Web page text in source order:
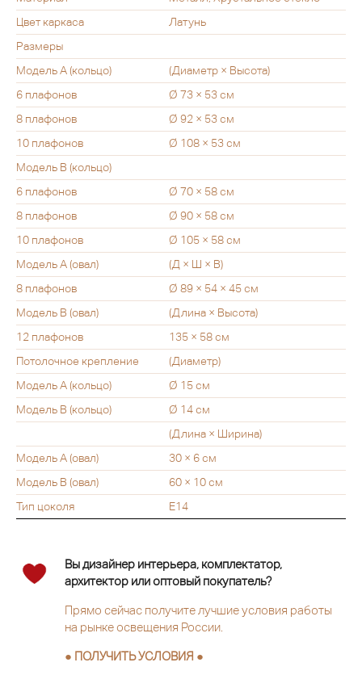
Цвет каркаса
Латунь
Размеры
Модель А (кольцо)
(Диаметр × Высота)
6 плафонов
Ø 73 × 53 см
8 плафонов
Ø 92 × 53 см
10 плафонов
Ø 108 × 53 см
Модель В (кольцо)
6 плафонов
Ø 70 × 58 см
8 плафонов
Ø 90 × 58 см
10 плафонов
Ø 105 × 58 см
Модель А (овал)
(Д × Ш × В)
8 плафонов
Ø 89 × 54 × 45 см
Модель В (овал)
(Длина × Высота)
12 плафонов
135 × 58 см
Потолочное крепление
(Диаметр)
Модель А (кольцо)
Ø 15 см
Модель В (кольцо)
Ø 14 см
(Длина × Ширина)
Модель А (овал)
30 × 6 см
Модель В (овал)
60 × 10 см
Тип цоколя
Е14
Вы дизайнер интерьера, комплектатор,
архитектор или оптовый покупатель?
Прямо сейчас получите лучшие условия работы
на рынке освещения России.
● ПОЛУЧИТЬ УСЛОВИЯ ●